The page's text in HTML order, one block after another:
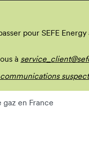
pour SEFE
à
en France